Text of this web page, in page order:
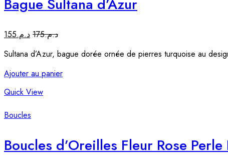
د.م.155 د.م.175
Sultana d’Azur, bague dorée ornée de pierres turquoise au
Ajouter au panier
Quick View
Boucles
Boucles d’Oreilles Fleur Rose